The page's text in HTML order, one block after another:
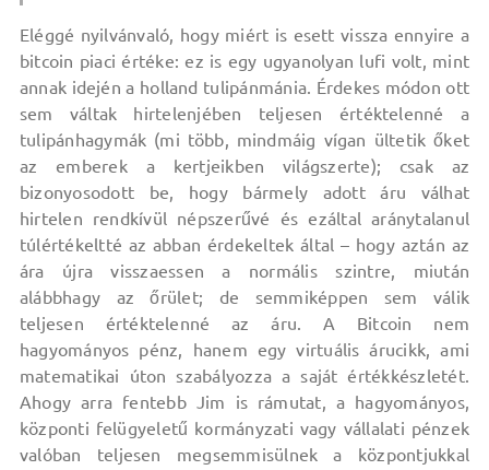
Eléggé nyilvánvaló, hogy miért is esett vissza ennyire a
bitcoin piaci értéke: ez is egy ugyanolyan lufi volt, mint
annak idején a holland tulipánmánia. Érdekes módon ott
sem váltak hirtelenjében teljesen értéktelenné a
tulipánhagymák (mi több, mindmáig vígan ültetik őket
az emberek a kertjeikben világszerte); csak az
bizonyosodott be, hogy bármely adott áru válhat
hirtelen rendkívül népszerűvé és ezáltal aránytalanul
túlértékeltté az abban érdekeltek által – hogy aztán az
ára újra visszaessen a normális szintre, miután
alábbhagy az őrület; de semmiképpen sem válik
teljesen értéktelenné az áru. A Bitcoin nem
hagyományos pénz, hanem egy virtuális árucikk, ami
matematikai úton szabályozza a saját értékkészletét.
Ahogy arra fentebb Jim is rámutat, a hagyományos,
központi felügyeletű kormányzati vagy vállalati pénzek
valóban teljesen megsemmisülnek a központjukkal